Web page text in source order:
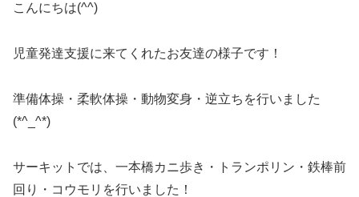
こんにちは(^^)
児童発達支援に来てくれたお友達の様子です！
準備体操・柔軟体操・動物変身・逆立ちを行いました
(*^_^*)
サーキットでは、一本橋カニ歩き・トランポリン・鉄棒前
回り・コウモリを行いました！